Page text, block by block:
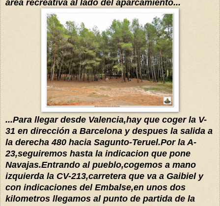
área recreativa al lado del aparcamiento...
...Para llegar desde Valencia,hay que coger la V-
31 en dirección a Barcelona y despues la salida a
la derecha 480 hacia Sagunto-Teruel.Por la A-
23,seguiremos hasta la indicacion que pone
Navajas.Entrando al pueblo,cogemos a mano
izquierda la CV-213,carretera que va a Gaibiel y
con indicaciones del Embalse,en unos dos
kilometros llegamos al punto de partida de la